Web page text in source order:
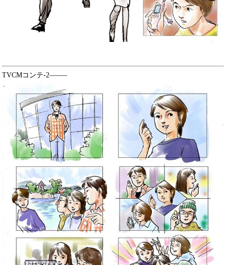
TVCMコンテ-2——–